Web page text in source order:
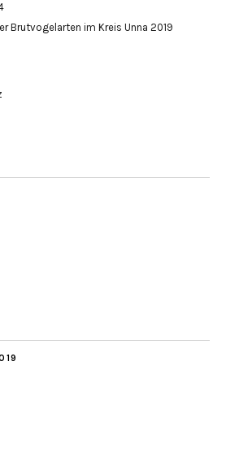
Brutvogelarten im Kreis Unna 2019